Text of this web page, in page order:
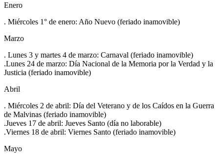
Enero
. Miércoles 1° de enero: Año Nuevo (feriado inamovible)
Marzo
. Lunes 3 y martes 4 de marzo: Carnaval (feriado inamovible)
.Lunes 24 de marzo: Día Nacional de la Memoria por la Verdad y la
Justicia (feriado inamovible)
Abril
. Miércoles 2 de abril: Día del Veterano y de los Caídos en la Guerra
de Malvinas (feriado inamovible)
.Jueves 17 de abril: Jueves Santo (día no laborable)
.Viernes 18 de abril: Viernes Santo (feriado inamovible)
Mayo